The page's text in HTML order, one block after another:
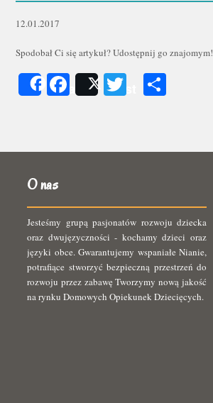
12.01.2017
Spodobał Ci się artykuł? Udostępnij go znajomym!
ShareFacebook
Post Twitter
O nas
Jesteśmy grupą pasjonatów rozwoju dziecka
oraz dwujęzyczności - kochamy dzieci oraz
języki obce. Gwarantujemy wspaniałe Nianie,
potrafiące stworzyć bezpieczną przestrzeń do
rozwoju przez zabawę Tworzymy nową jakość
na rynku Domowych Opiekunek Dziecięcych.